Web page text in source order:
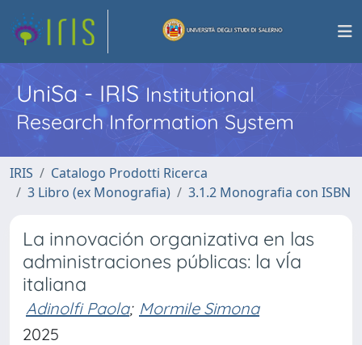
UniSa - IRISInstitutional
Research Information System
IRIS
Catalogo Prodotti Ricerca
3 Libro (ex Monografia)
3.1.2 Monografia con ISBN
La innovación organizativa en las
administraciones públicas: la vÍa
italiana
Adinolfi Paola; Mormile Simona
2025